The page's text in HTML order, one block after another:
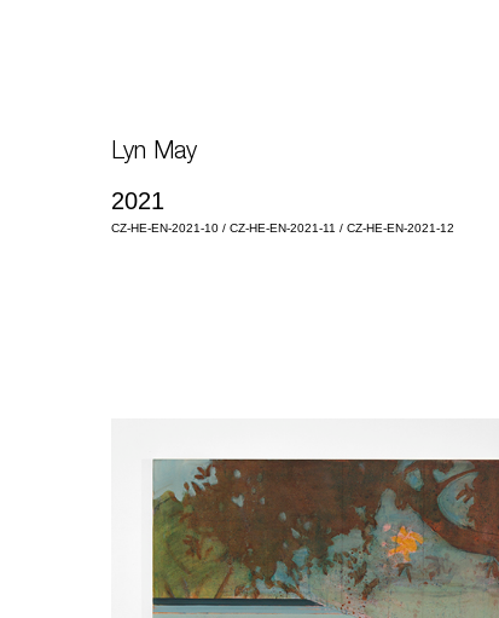
Lyn May
2021
CZ-HE-EN-2021-10 / CZ-HE-EN-2021-11 / CZ-HE-EN-2021-12